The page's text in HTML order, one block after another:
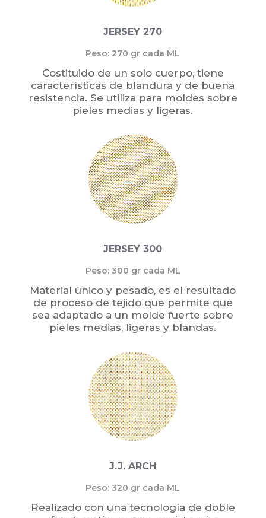
JERSEY 270
Peso: 270 gr cada ML
Costituido de un solo cuerpo, tiene
características de blandura y de buena
resistencia. Se utiliza para moldes sobre
pieles medias y ligeras.
JERSEY 300
Peso: 300 gr cada ML
Material único y pesado, es el resultado
de proceso de tejido que permite que
sea adaptado a un molde fuerte sobre
pieles medias, ligeras y blandas.
J.J. ARCH
Peso: 320 gr cada ML
Realizado con una tecnología de doble